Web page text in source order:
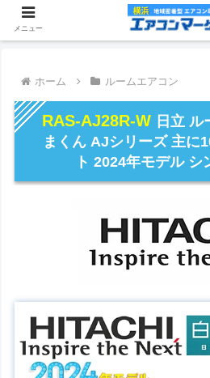
ホーム ルームエアコン
RAS-AJ28R-W 日立 ル
まくん AJシリーズ 主に
ト 2024年モデル
メニュー